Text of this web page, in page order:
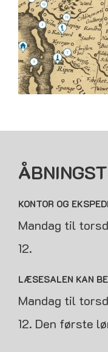
KONTOR OG
Mandag til
12.
LÆSESALEN KAN
Mandag til
12. Den første